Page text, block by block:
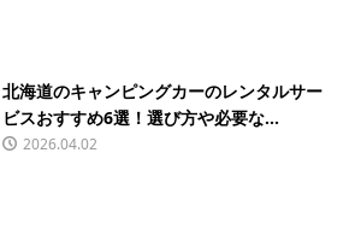
北海道のキャンピングカーのレンタルサー
ビスおすすめ6選！選び方や必要な...
2026.04.02